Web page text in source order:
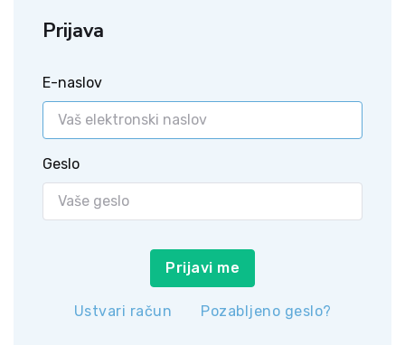
Prijava
E-naslov
Geslo
Prijavi me
Ustvari račun Pozabljeno geslo?